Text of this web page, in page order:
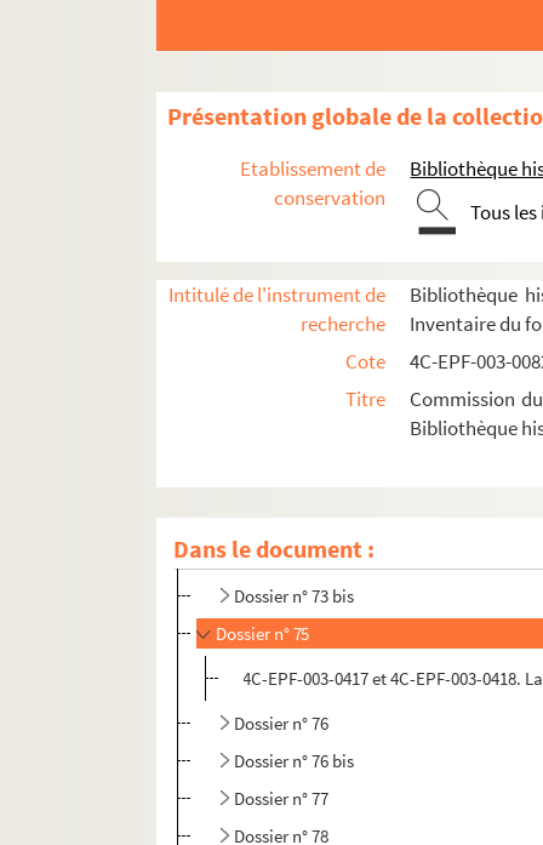
Présentation globale de la
Etablissement de
conservation
Bibliothèque
Tous
Intitulé de l'instrument de
recherche
Bibliothèque
Inventaire du
Cote
4C-EPF-003-
Titre
Commission
Bibliothèque
Dans le document :
Dossier n° 61
Dossier n° 63
Dossier n° 65
Dossier n° 66
Dossier n° 67
Dossier n° 71
Dossier n° 72
Dossier n° 73
Dossier n° 73 bis
Dossier n° 75
4C-EPF-003-0417 et 4C-EPF-003-
Dossier n° 76
Dossier n° 76 bis
Dossier n° 77
Dossier n° 78